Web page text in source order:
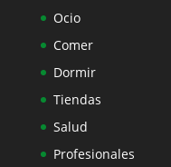
Ocio
Comer
Dormir
Tiendas
Salud
Profesionales